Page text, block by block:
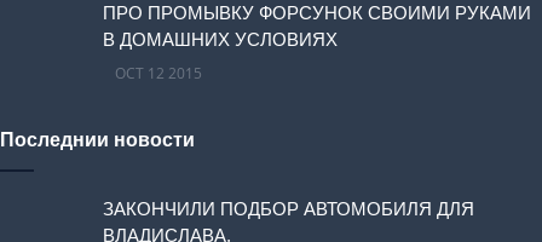
ПРО ПРОМЫВКУ ФОРСУНОК СВОИМИ РУКАМИ
В ДОМАШНИХ УСЛОВИЯХ
OCT 12 2015
Последнии новости
ЗАКОНЧИЛИ ПОДБОР АВТОМОБИЛЯ ДЛЯ
ВЛАДИСЛАВА.